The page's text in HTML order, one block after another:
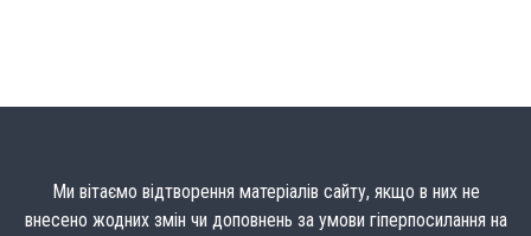
Ми вітаємо відтворення матеріалів сайту, якщо в них не
внесено жодних змін чи доповнень за умови гіперпосилання на